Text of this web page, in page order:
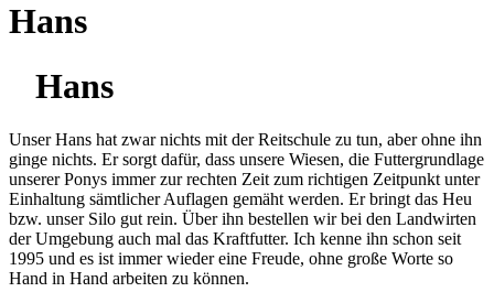
Hans
Hans
Unser Hans hat zwar nichts mit der Reitschule zu tun, aber ohne ihn
ginge nichts. Er sorgt dafür, dass unsere Wiesen, die Futtergrundlage
unserer Ponys immer zur rechten Zeit zum richtigen Zeitpunkt unter
Einhaltung sämtlicher Auflagen gemäht werden. Er bringt das Heu
bzw. unser Silo gut rein. Über ihn bestellen wir bei den Landwirten
der Umgebung auch mal das Kraftfutter. Ich kenne ihn schon seit
1995 und es ist immer wieder eine Freude, ohne große Worte so
Hand in Hand arbeiten zu können.